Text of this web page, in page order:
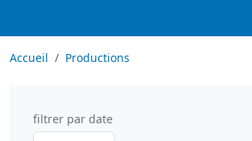
Accueil Productions
filtrer par date